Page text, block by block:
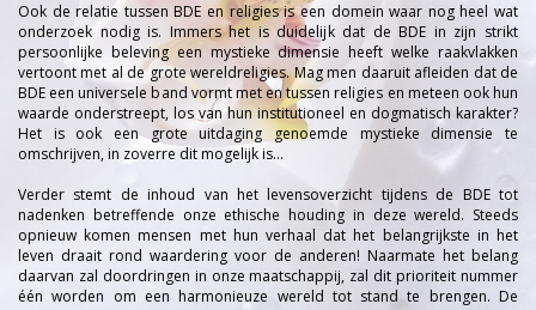
Ook de relatie tussen BDE en religies is een domein waar nog heel wat
onderzoek nodig is. Immers het is duidelijk dat de BDE in zijn strikt
persoonlijke beleving een mystieke dimensie heeft welke raakvlakken
vertoont met al de grote wereldreligies. Mag men daaruit afleiden dat de
BDE een universele band vormt met en tussen religies en meteen ook hun
waarde onderstreept, los van hun institutioneel en dogmatisch karakter?
Het is ook een grote uitdaging genoemde mystieke dimensie te
omschrijven, in zoverre dit mogelijk is...
Verder stemt de inhoud van het levensoverzicht tijdens de BDE tot
nadenken betreffende onze ethische houding in deze wereld. Steeds
opnieuw komen mensen met hun verhaal dat het belangrijkste in het
leven draait rond waardering voor de anderen! Naarmate het belang
daarvan zal doordringen in onze maatschappij, zal dit prioriteit nummer
één worden om een harmonieuze wereld tot stand te brengen. De